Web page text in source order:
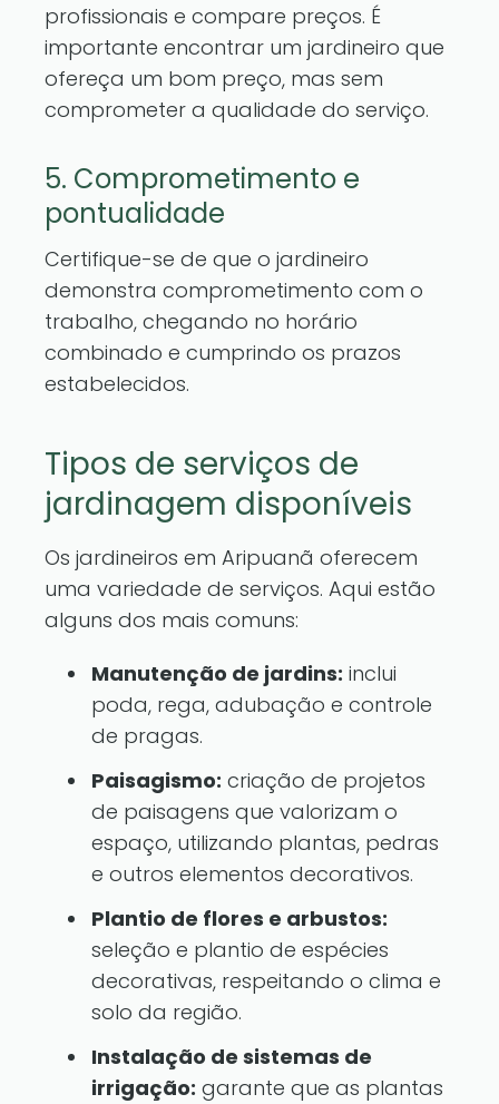
profissionais e compare preços. É
importante encontrar um jardineiro que
ofereça um bom preço, mas sem
comprometer a qualidade do serviço.
5. Comprometimento e
pontualidade
Certifique-se de que o jardineiro
demonstra comprometimento com o
trabalho, chegando no horário
combinado e cumprindo os prazos
estabelecidos.
Tipos de serviços de
jardinagem disponíveis
Os jardineiros em Aripuanã oferecem
uma variedade de serviços. Aqui estão
alguns dos mais comuns:
Manutenção de jardins: inclui
poda, rega, adubação e controle
de pragas.
Paisagismo: criação de projetos
de paisagens que valorizam o
espaço, utilizando plantas, pedras
e outros elementos decorativos.
Plantio de flores e arbustos:
seleção e plantio de espécies
decorativas, respeitando o clima e
solo da região.
Instalação de sistemas de
irrigação: garante que as plantas